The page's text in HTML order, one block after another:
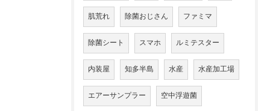
肌荒れ 除菌おじさん ファミマ
除菌シート スマホ ルミテスター
内装屋 知多半島 水産 水産加工場
エアーサンプラー 空中浮遊菌